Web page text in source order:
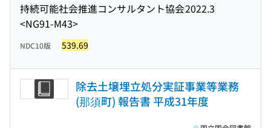
持続可能社会推進コンサルタント協会2022.3
<NG91-M43>
NDC10版 539.69
除去土壌埋立処分実証事業等業務
(那須町) 報告書 平成31年度